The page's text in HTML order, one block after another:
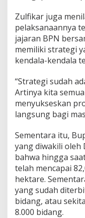
P
R
R
I
B
e
i
k
a
n
A
r
e
s
i
a
s
i
Zulfikar juga
pelaksanaannya
jajaran BPN
memiliki strategi
kendala-kendala
“Strategi sudah
Artinya kita
menyukseskan
langsung bagi
Sementara itu,
yang diwakili oleh
bahwa hingga
telah mencapai
hektare.
yang sudah
bidang, atau
8.000 bidang.